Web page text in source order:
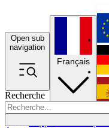
Open sub
navigation
Recherche
Français